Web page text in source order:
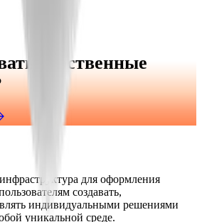
собственные
для оформления
создавать,
индивидуальными решениями
уникальной среде.